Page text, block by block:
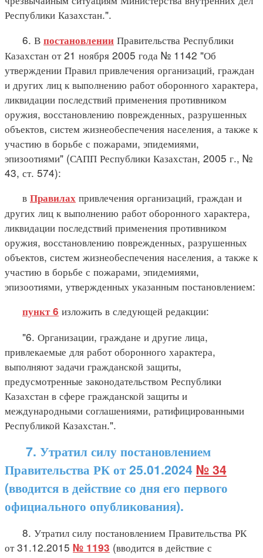
Республики Казахстан.".
6. В постановлении Правительства Республики
Казахстан от 21 ноября 2005 года № 1142 "Об
утверждении Правил привлечения организаций, граждан
и других лиц к выполнению работ оборонного характера,
ликвидации последствий применения противником
оружия, восстановлению поврежденных, разрушенных
объектов, систем жизнеобеспечения населения, а также к
участию в борьбе с пожарами, эпидемиями,
эпизоотиями" (САПП Республики Казахстан, 2005 г., №
43, ст. 574):
в Правилах привлечения организаций, граждан и
других лиц к выполнению работ оборонного характера,
ликвидации последствий применения противником
оружия, восстановлению поврежденных, разрушенных
объектов, систем жизнеобеспечения населения, а также к
участию в борьбе с пожарами, эпидемиями,
эпизоотиями, утвержденных указанным постановлением:
пункт 6 изложить в следующей редакции:
"6. Организации, граждане и другие лица,
привлекаемые для работ оборонного характера,
выполняют задачи гражданской защиты,
предусмотренные законодательством Республики
Казахстан в сфере гражданской защиты и
международными соглашениями, ратифицированными
Республикой Казахстан.".
7. Утратил силу постановлением
Правительства РК от 25.01.2024 № 34
(вводится в действие со дня его первого
официального опубликования).
8. Утратил силу постановлением Правительства РК
от 31.12.2015 № 1193 (вводится в действие с